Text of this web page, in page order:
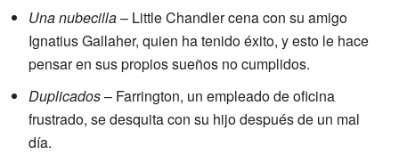
Una nubecilla– Little Chandler cena con su amigo
Ignatius Gallaher, quien ha tenido éxito, y esto le hace
pensar en sus propios sueños no cumplidos.
Duplicados– Farrington, un empleado de oficina
frustrado, se desquita con su hijo después de un mal
día.